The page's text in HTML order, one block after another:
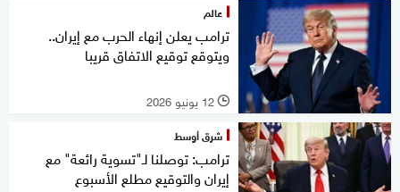
عالم
ترامب يعلن إنهاء الحرب مع إيران..
ويتوقع توقيع الاتفاق قريبا
l 12 يونيو 2026
شرق أوسط
ترامب: توصلنا لـ"تسوية رائعة" مع
إيران والتوقيع مطلع الأسبوع